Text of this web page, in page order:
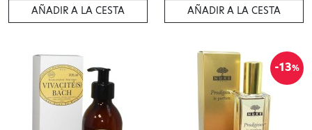
AÑADIR A LA CESTA AÑADIR A LA CESTA
-13%